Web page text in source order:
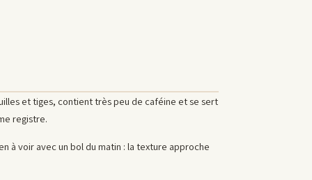
et tiges, contient très peu de caféine et se sert
registre.
à voir avec un bol du matin : la texture approche